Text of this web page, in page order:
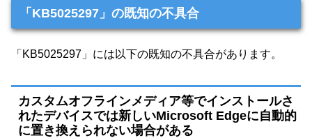
「KB5025297」の既知の不具合
「KB5025297」には以下の既知の不具合があります。
カスタムオフラインメディア等でインストールさ
れたデバイスでは新しいMicrosoft Edgeに自動的
に置き換えられない場合がある